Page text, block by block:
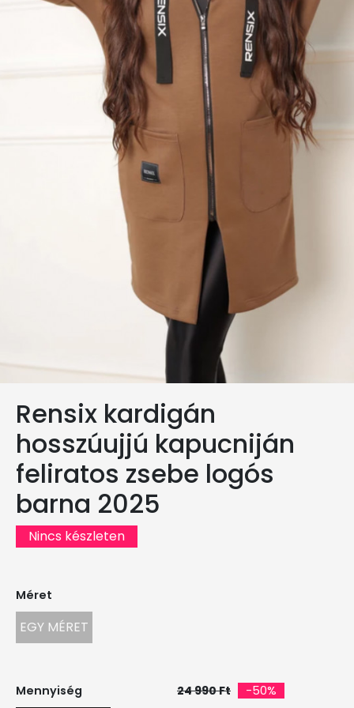
Rensix kardigán
hosszúujjú kapucniján
feliratos zsebe logós
barna 2025
Nincs készleten
Méret
EGY MÉRET
Mennyiség 24 990 Ft -50%